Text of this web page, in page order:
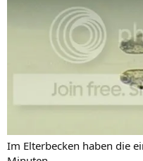
Im Elterbecken haben die